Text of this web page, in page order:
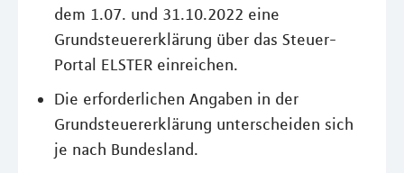
dem 1.07. und 31.10.2022 eine
Grundsteuererklärung über das Steuer-
Portal ELSTER einreichen.
Die erforderlichen Angaben in der
Grundsteuererklärung unterscheiden sich
je nach Bundesland.